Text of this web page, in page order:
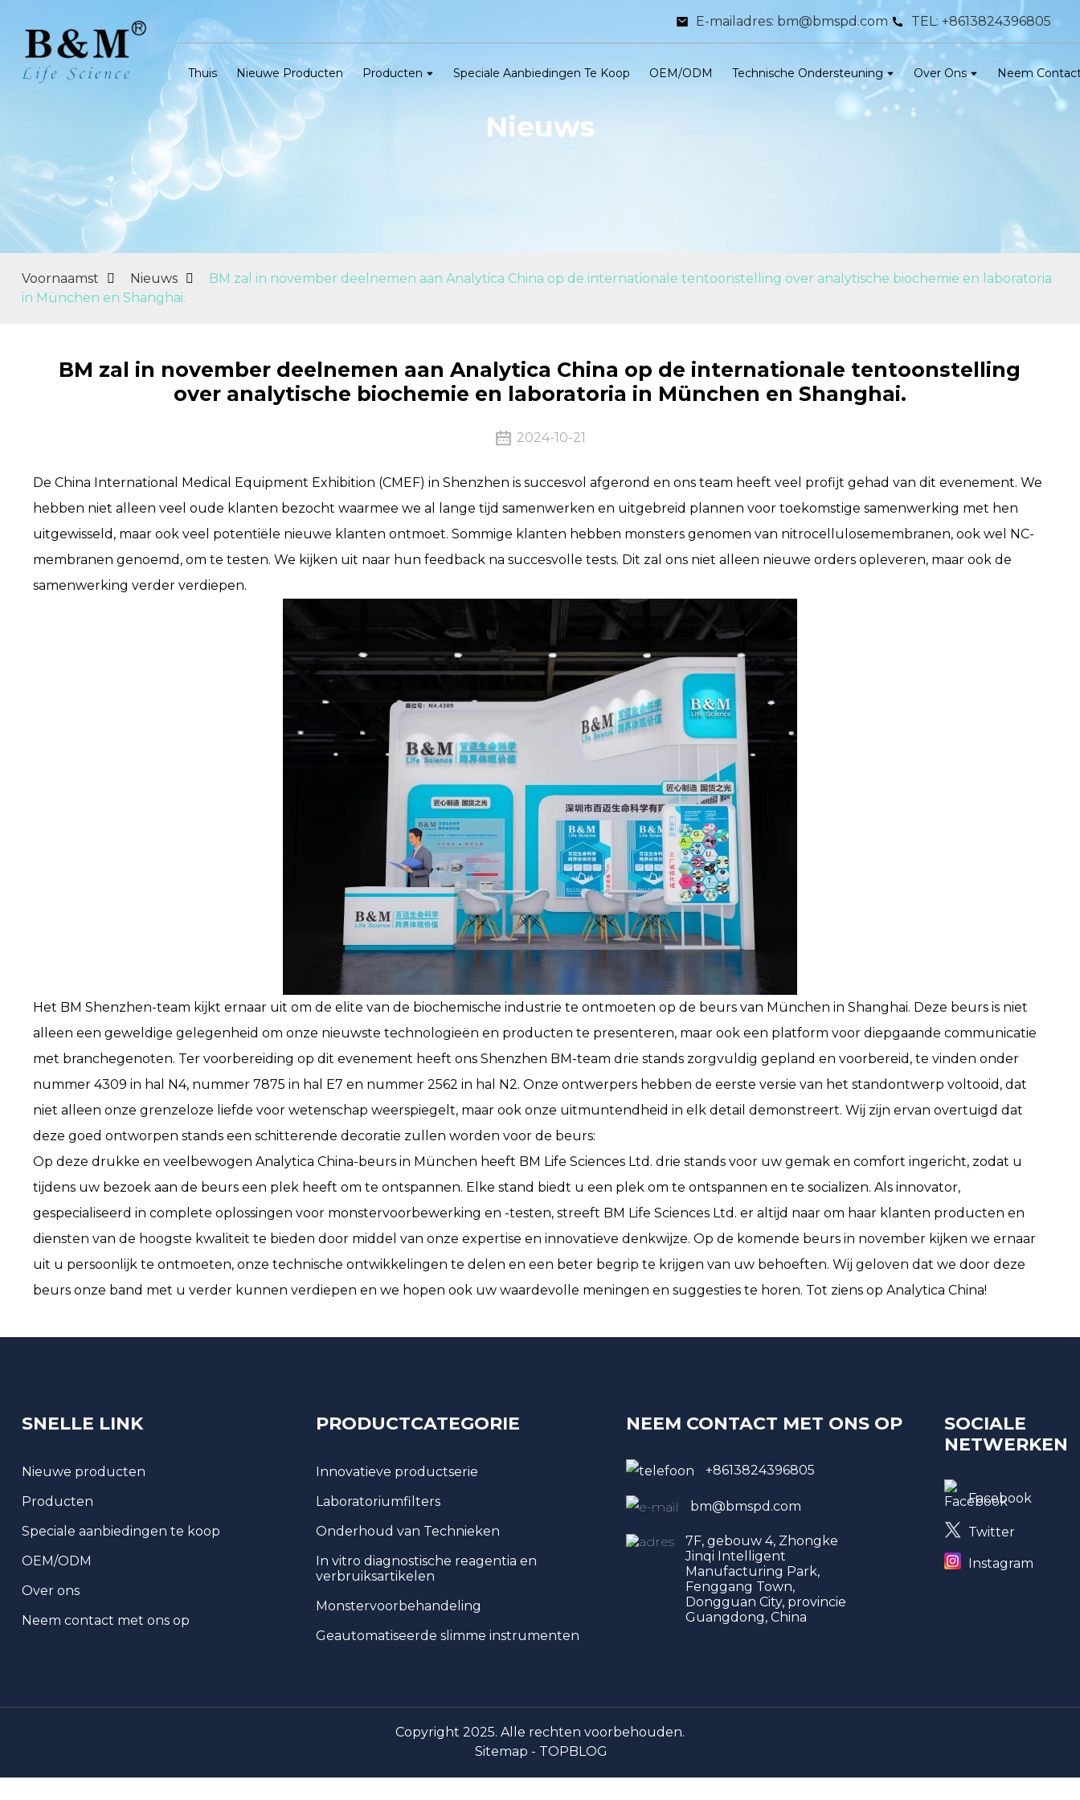
E-mailadres: bm@bmspd.com TEL: +8613824396805
Thuis Nieuwe Producten Producten Speciale Aanbiedingen Te Koop OEM/ODM Technische Ondersteuning Over Ons Neem
Nieuws
Voornaamst Nieuws
BM zal in november deelnemen aan Analytica China op de internationale tentoonstelling over analytische biochemie en laboratoria
in München en Shanghai.
BM zal in november deelnemen aan Analytica China op de internationale tentoonstelling
over analytische biochemie en laboratoria in München en Shanghai.
2024-10-21
De China International Medical Equipment Exhibition (CMEF) in Shenzhen is succesvol afgerond en ons team heeft veel profijt gehad van dit evenement. We
hebben niet alleen veel oude klanten bezocht waarmee we al lange tijd samenwerken en uitgebreid plannen voor toekomstige samenwerking met hen
uitgewisseld, maar ook veel potentiële nieuwe klanten ontmoet. Sommige klanten hebben monsters genomen van nitrocellulosemembranen, ook wel NC-
membranen genoemd, om te testen. We kijken uit naar hun feedback na succesvolle tests. Dit zal ons niet alleen nieuwe orders opleveren, maar ook de
samenwerking verder verdiepen.
Het BM Shenzhen-team kijkt ernaar uit om de elite van de biochemische industrie te ontmoeten op de beurs van München in Shanghai. Deze beurs is niet
alleen een geweldige gelegenheid om onze nieuwste technologieën en producten te presenteren, maar ook een platform voor diepgaande communicatie
met branchegenoten. Ter voorbereiding op dit evenement heeft ons Shenzhen BM-team drie stands zorgvuldig gepland en voorbereid, te vinden onder
nummer 4309 in hal N4, nummer 7875 in hal E7 en nummer 2562 in hal N2. Onze ontwerpers hebben de eerste versie van het standontwerp voltooid, dat
niet alleen onze grenzeloze liefde voor wetenschap weerspiegelt, maar ook onze uitmuntendheid in elk detail demonstreert. Wij zijn ervan overtuigd dat
deze goed ontworpen stands een schitterende decoratie zullen worden voor de beurs:
Op deze drukke en veelbewogen Analytica China-beurs in München heeft BM Life Sciences Ltd. drie stands voor uw gemak en comfort ingericht, zodat u
tijdens uw bezoek aan de beurs een plek heeft om te ontspannen. Elke stand biedt u een plek om te ontspannen en te socializen. Als innovator,
gespecialiseerd in complete oplossingen voor monstervoorbewerking en -testen, streeft BM Life Sciences Ltd. er altijd naar om haar klanten producten en
diensten van de hoogste kwaliteit te bieden door middel van onze expertise en innovatieve denkwijze. Op de komende beurs in november kijken we ernaar
uit u persoonlijk te ontmoeten, onze technische ontwikkelingen te delen en een beter begrip te krijgen van uw behoeften. Wij geloven dat we door deze
beurs onze band met u verder kunnen verdiepen en we hopen ook uw waardevolle meningen en suggesties te horen. Tot ziens op Analytica China!
SNELLE LINK
Nieuwe producten
Producten
Speciale aanbiedingen te koop
OEM/ODM
Over ons
Neem contact met ons op
PRODUCTCATEGORIE
Innovatieve productserie
Laboratoriumfilters
Onderhoud van Technieken
In vitro diagnostische reagentia en
verbruiksartikelen
Monstervoorbehandeling
Geautomatiseerde slimme instrumenten
NEEM CONTACT MET ONS OP
+8613824396805
bm@bmspd.com
7F, gebouw 4, Zhongke
Jinqi Intelligent
Manufacturing Park,
Fenggang Town,
Dongguan City, provincie
Guangdong, China
SOCIALE
NETWERKEN
Facebook
Twitter
Instagram
Copyright 2025. Alle rechten voorbehouden.
Sitemap - TOPBLOG